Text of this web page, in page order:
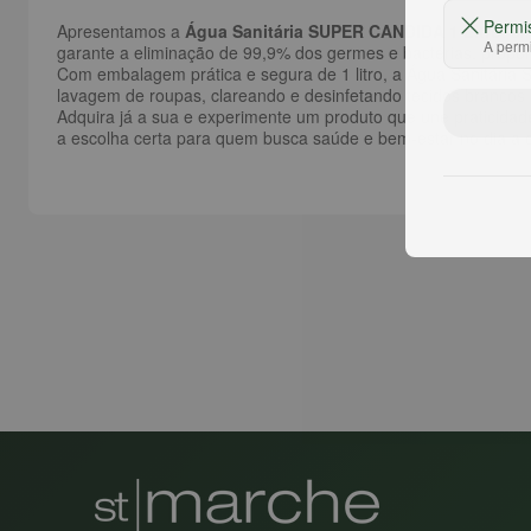
Apresentamos a Água Sanitária SUPER CANDIDA 1 Litro,
garante a eliminação de 99,9% dos germes e bactérias,
Com embalagem prática e segura de 1 litro, a Água Sanitária
lavagem de roupas, clareando e desinfetando tecidos brancos
Adquira já a sua e experimente um produto que une
a escolha certa para quem busca saúde e bem-estar no dia a
A